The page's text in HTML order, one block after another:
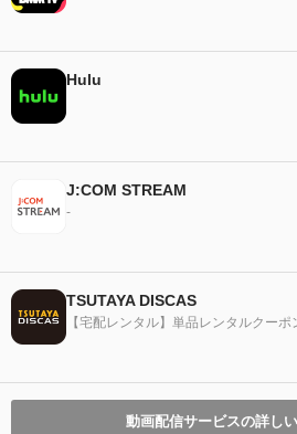
Hulu
J:COM STREAM
-
TSUTAYA DISCAS
【宅配レンタル】単品レンタルクーポ
動画配信サービスの詳し